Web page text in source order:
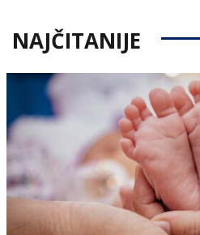
NAJČITANIJE